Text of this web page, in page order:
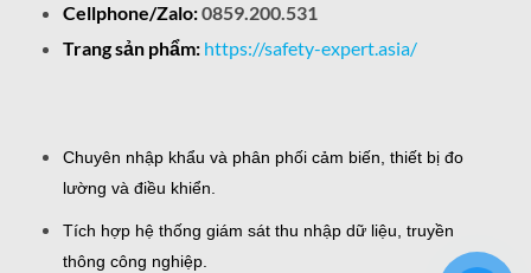
Cellphone/Zalo:0859.200.531
Trang sản phẩm: https://safety-expert.asia/
Chuyên nhập khẩu và phân phối cảm biến, thiết bị đo
lường và điều khiển.
Tích hợp hệ thống giám sát thu nhập dữ liệu, truyền
thông công nghiệp.